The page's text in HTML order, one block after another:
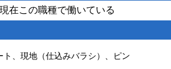
現在この職種で働いている
ト、現地（仕込みバラシ）、ピン